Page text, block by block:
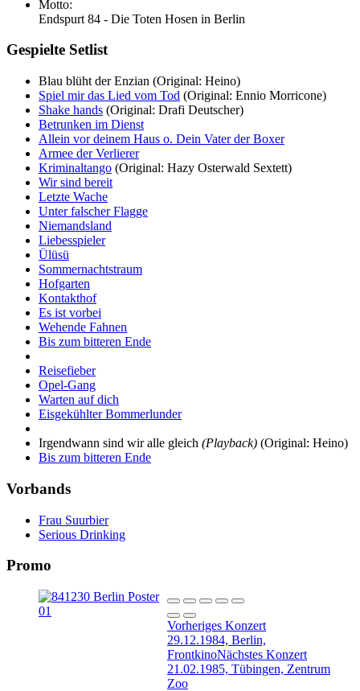
Motto:
Endspurt 84 - Die Toten Hosen in Berlin
Gespielte Setlist
Blau blüht der Enzian (Original: Heino)
Spiel mir das Lied vom Tod (Original: Ennio Morricone)
Shake hands (Original: Drafi Deutscher)
Betrunken im Dienst
Allein vor deinem Haus o. Dein Vater der Boxer
Armee der Verlierer
Kriminaltango (Original: Hazy Osterwald Sextett)
Wir sind bereit
Letzte Wache
Unter falscher Flagge
Niemandsland
Liebesspieler
Ülüsü
Sommernachtstraum
Hofgarten
Kontakthof
Es ist vorbei
Wehende Fahnen
Bis zum bitteren Ende
Reisefieber
Opel-Gang
Warten auf dich
Eisgekühlter Bommerlunder
Irgendwann sind wir alle gleich (Playback) (Original: Heino)
Bis zum bitteren Ende
Vorbands
Frau Suurbier
Serious Drinking
Promo
Vorheriges Konzert
29.12.1984, Berlin,
FrontkinoNächstes Konzert
21.02.1985, Tübingen, Zentrum
Zoo